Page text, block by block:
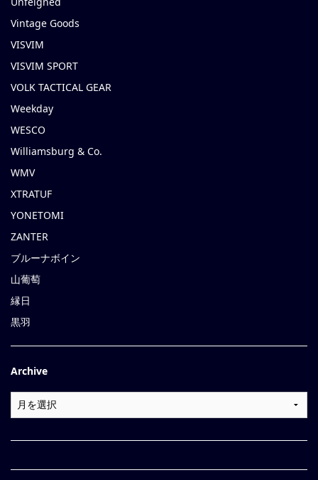
Vintage Goods
VISVIM
VISVIM SPORT
VOLK TACTICAL GEAR
Weekday
WESCO
Williamsburg & Co.
WMV
XTRATUF
YONETOMI
ZANTER
ブルーナボイン
山葡萄
縁日
黒羽
Archive